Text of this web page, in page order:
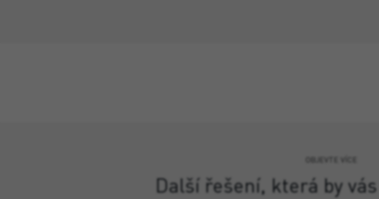
OBJEVTE VÍCE
Další řešení, která by